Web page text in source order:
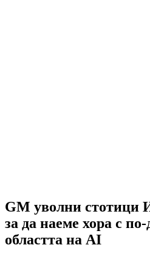
GM уволни стотици
за да наеме хора с
областта на AI